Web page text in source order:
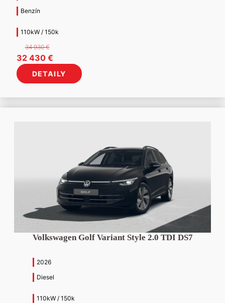
Benzín
110kW / 150k
34 930€
Pôvodná
cena
bola:
930 €.
32 430 €Aktuálna
cena
je:
430 €.
DETAILY
Volkswagen Golf Variant Style 2.0 TDI DS7
2026
Diesel
110kW / 150k